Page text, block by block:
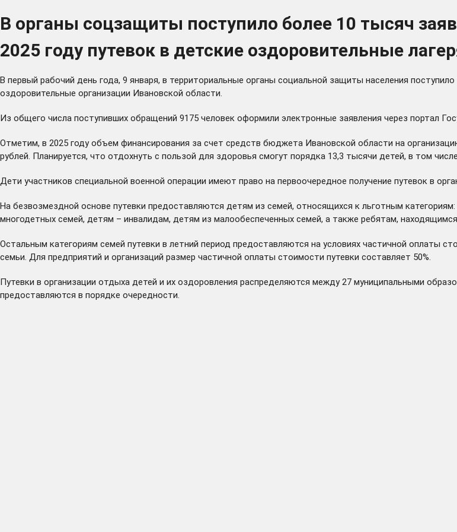
В органы соцзащиты поступило более 10 тысяч
2025 году путевок в детские оздоровительные
В первый рабочий день года, 9 января, в территориальные органы социальной защиты населения
оздоровительные организации Ивановской области.
Из общего числа поступивших обращений 9175 человек оформили электронные заявления через портал
Отметим, в 2025 году объем финансирования за счет средств бюджета Ивановской области на
рублей. Планируется, что отдохнуть с пользой для здоровья смогут порядка 13,3 тысячи детей, в том
Дети участников специальной военной операции имеют право на первоочередное получение путевок в
На безвозмездной основе путевки предоставляются детям из семей, относящихся к льготным
многодетных семей, детям – инвалидам, детям из малообеспеченных семей, а также ребятам,
Остальным категориям семей путевки в летний период предоставляются на условиях частичной оплаты
семьи. Для предприятий и организаций размер частичной оплаты стоимости путевки составляет 50%.
Путевки в организации отдыха детей и их оздоровления распределяются между 27 муниципальными
предоставляются в порядке очередности.